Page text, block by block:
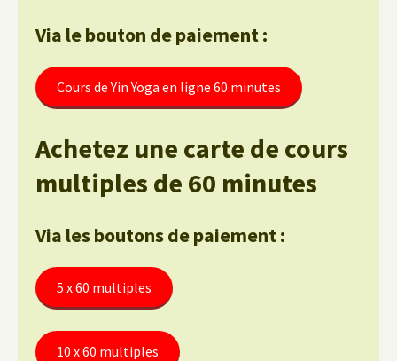
Via le bouton de paiement :
Cours de Yin Yoga en ligne 60 minutes
Achetez une carte de cours
multiples de 60 minutes
Via les boutons de paiement :
5 x 60 multiples
10 x 60 multiples